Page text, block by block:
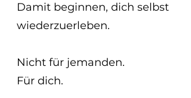
Damit beginnen, dich selbst
wiederzuerleben.
Nicht für jemanden.
Für dich.